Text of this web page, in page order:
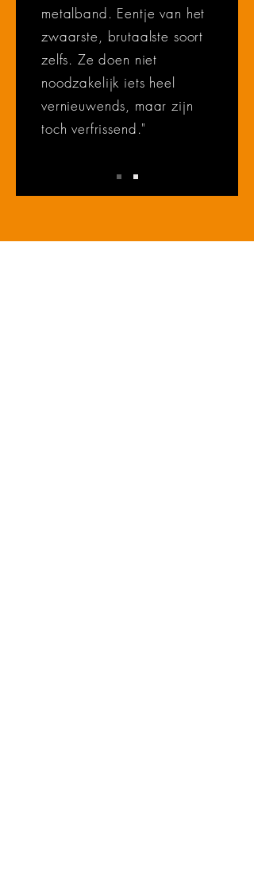
metalband. Eentje van het
zwaarste, brutaalste soort
zelfs. Ze doen niet
noodzakelijk iets heel
vernieuwends, maar zijn
toch verfrissend."